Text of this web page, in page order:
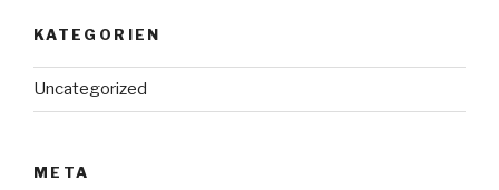
KATEGORIEN
Uncategorized
META